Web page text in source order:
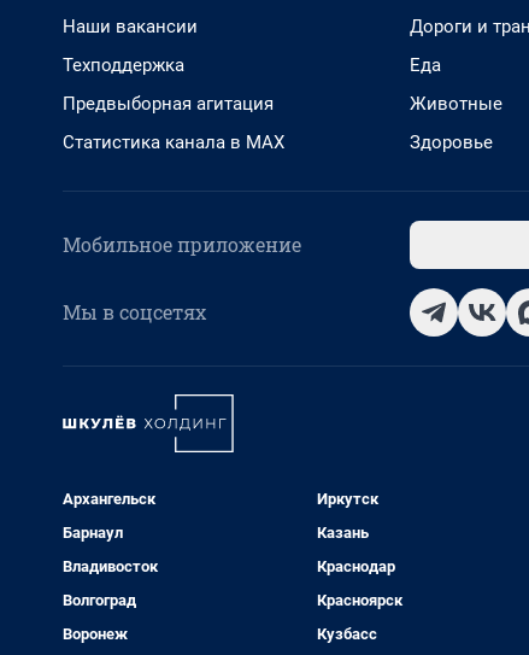
Наши вакансии
Техподдержка
Предвыборная агитация
Статистика канала в MAX
Дороги и
Еда
Животные
Здоровье
Мобильное приложение
Мы в соцсетях
Архангельск
Барнаул
Владивосток
Волгоград
Воронеж
Иркутск
Казань
Краснодар
Красноярск
Кузбасс